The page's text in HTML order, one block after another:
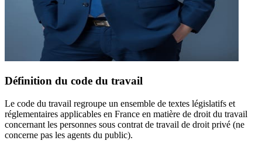
Définition du code du travail
Le code du travail regroupe un ensemble de textes législatifs et
réglementaires applicables en France en matière de droit du travail
concernant les personnes sous contrat de travail de droit privé (ne
concerne pas les agents du public).